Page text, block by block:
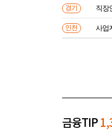
경기 직장
인천 사업
금융TIP